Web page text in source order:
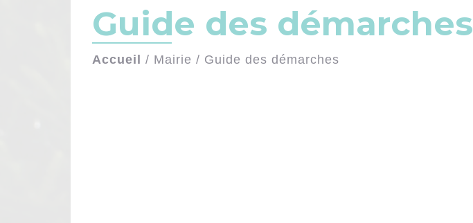
Guide des démarches
Accueil / Mairie / Guide des démarches